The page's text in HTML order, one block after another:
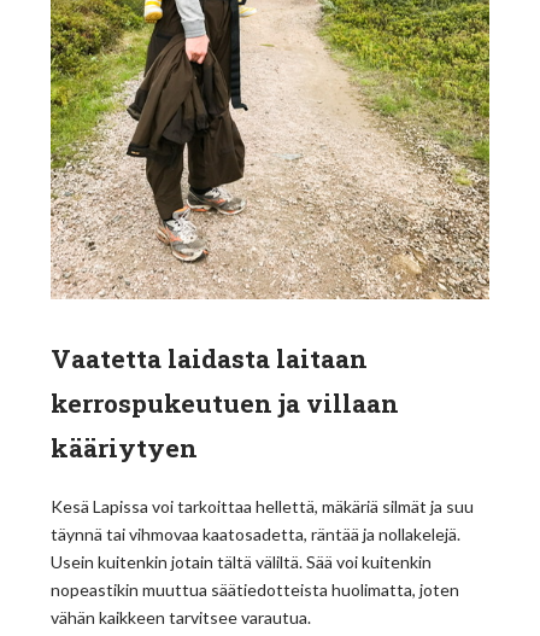
Vaatetta laidasta laitaan
kerrospukeutuen ja villaan
kääriytyen
Kesä Lapissa voi tarkoittaa hellettä, mäkäriä silmät ja suu
täynnä tai vihmovaa kaatosadetta, räntää ja nollakelejä.
Usein kuitenkin jotain tältä väliltä. Sää voi kuitenkin
nopeastikin muuttua säätiedotteista huolimatta, joten
vähän kaikkeen tarvitsee varautua.